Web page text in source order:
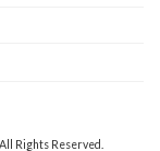
Rights Reserved.